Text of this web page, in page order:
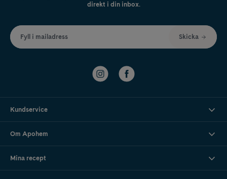
direkt i din inbox.
Fyll i mailadress Skicka
Kundservice
Om Apohem
Mina recept